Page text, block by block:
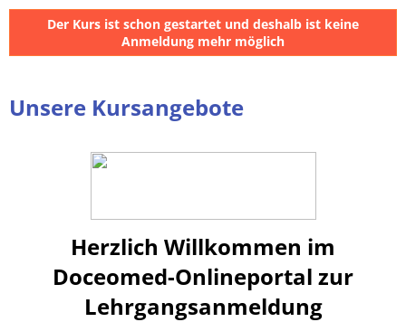
Der Kurs ist schon gestartet und deshalb ist keine
Anmeldung mehr möglich
Unsere Kursangebote
Herzlich Willkommen im
Doceomed-Onlineportal zur
Lehrgangsanmeldung